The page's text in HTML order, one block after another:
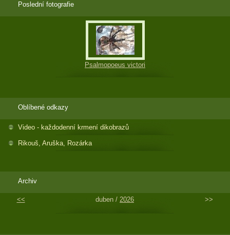
Poslední fotografie
Psalmopoeus victori
Oblíbené odkazy
Video - každodenní krmení dikobrazů
Rikouš, Aruška, Rozárka
Archiv
<< duben / 2026 >>